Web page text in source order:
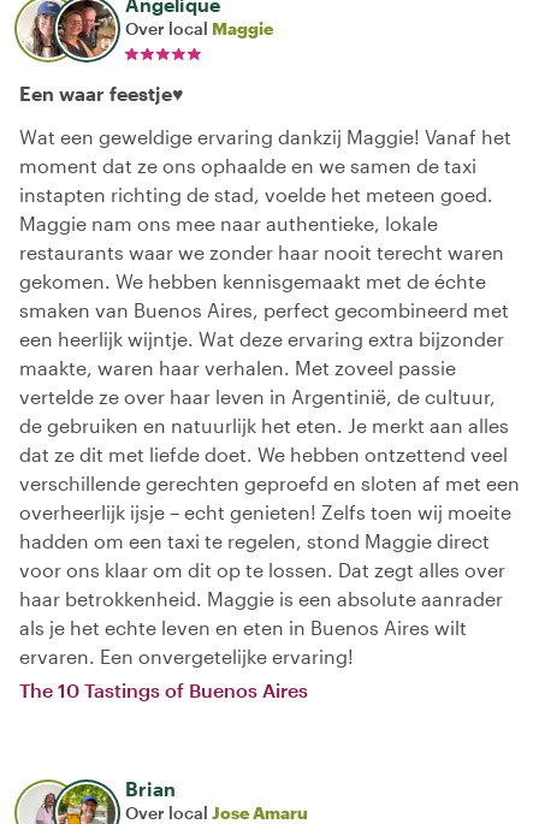
Over local Maggie
Een waar feestje♥️
Wat een geweldige ervaring dankzij Maggie! Vanaf het
moment dat ze ons ophaalde en we samen de taxi
instapten richting de stad, voelde het meteen goed.
Maggie nam ons mee naar authentieke, lokale
restaurants waar we zonder haar nooit terecht waren
gekomen. We hebben kennisgemaakt met de échte
smaken van Buenos Aires, perfect gecombineerd met
een heerlijk wijntje. Wat deze ervaring extra bijzonder
maakte, waren haar verhalen. Met zoveel passie
vertelde ze over haar leven in Argentinië, de cultuur,
de gebruiken en natuurlijk het eten. Je merkt aan alles
dat ze dit met liefde doet. We hebben ontzettend veel
verschillende gerechten geproefd en sloten af met een
overheerlijk ijsje – echt genieten! Zelfs toen wij moeite
hadden om een taxi te regelen, stond Maggie direct
voor ons klaar om dit op te lossen. Dat zegt alles over
haar betrokkenheid. Maggie is een absolute aanrader
als je het echte leven en eten in Buenos Aires wilt
ervaren. Een onvergetelijke ervaring!
The 10 Tastings of Buenos Aires
Brian
Over local Jose Amaru